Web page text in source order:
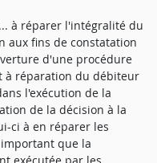
à réparer l'intégralité du
aux fins de constatation
d'une procédure
à réparation du débiteur
l'exécution de la
de la décision à la
ci à en réparer les
que la